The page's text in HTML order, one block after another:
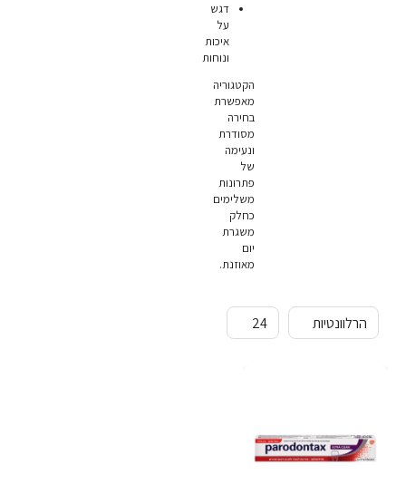
דגש
על
איכות
ונוחות
הקטגוריה
מאפשרת
בחירה
מסודרת
ונעימה
של
פתרונות
משלימים
כחלק
משגרת
יום
מאוזנת.